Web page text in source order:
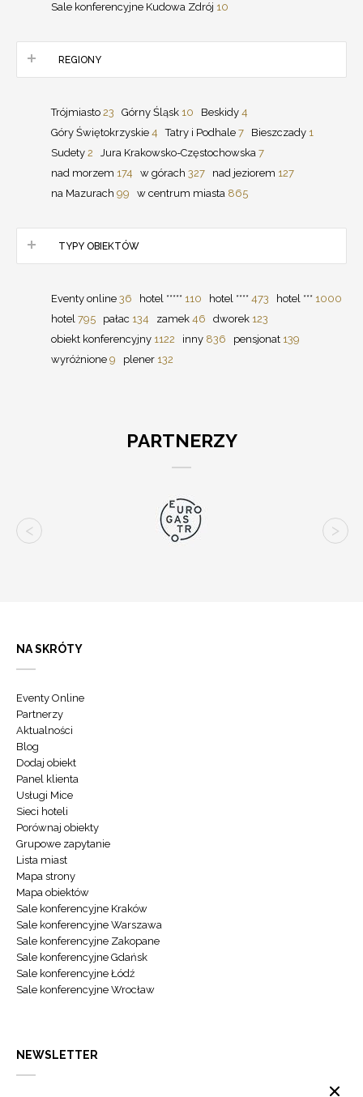
Sale konferencyjne Kudowa Zdrój 10
REGIONY
Trójmiasto 23 Górny Śląsk 10 Beskidy 4
Góry Świętokrzyskie 4 Tatry i Podhale 7 Bieszczady 1
Sudety 2 Jura Krakowsko-Częstochowska 7
nad morzem 174 w górach 327 nad jeziorem 127
na Mazurach 99 w centrum miasta 865
TYPY OBIEKTÓW
Eventy online 36 hotel ***** 110 hotel **** 473 hotel *** 1000
hotel 795 pałac 134 zamek 46 dworek 123
obiekt konferencyjny 1122 inny 836 pensjonat 139
wyróżnione 9 plener 132
PARTNERZY
NA SKRÓTY
Eventy Online
Partnerzy
Aktualności
Blog
Dodaj obiekt
Panel klienta
Usługi Mice
Sieci hoteli
Porównaj obiekty
Grupowe zapytanie
Lista miast
Mapa strony
Mapa obiektów
Sale konferencyjne Kraków
Sale konferencyjne Warszawa
Sale konferencyjne Zakopane
Sale konferencyjne Gdańsk
Sale konferencyjne Łódź
Sale konferencyjne Wrocław
NEWSLETTER